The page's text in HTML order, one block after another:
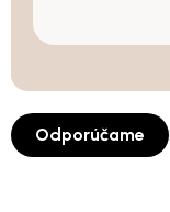
Odporúčame